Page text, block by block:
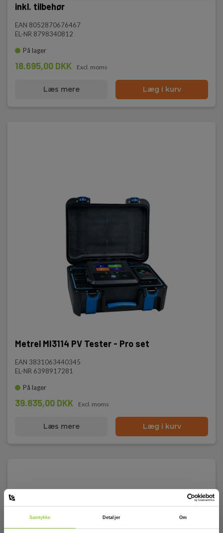
Samtykke Detaljer Om
inkl. tilbehør
EAN 8052870676467
EL-NR 8798340812
På lager
18.695,00 DKK Excl. moms
Læs mere Læg i kurv
Metrel MI3114 PV Tester - Pro set
EAN 3831063440345
EL-NR 6398917281
På lager
39.835,00 DKK Excl. moms
Læs mere Læg i kurv